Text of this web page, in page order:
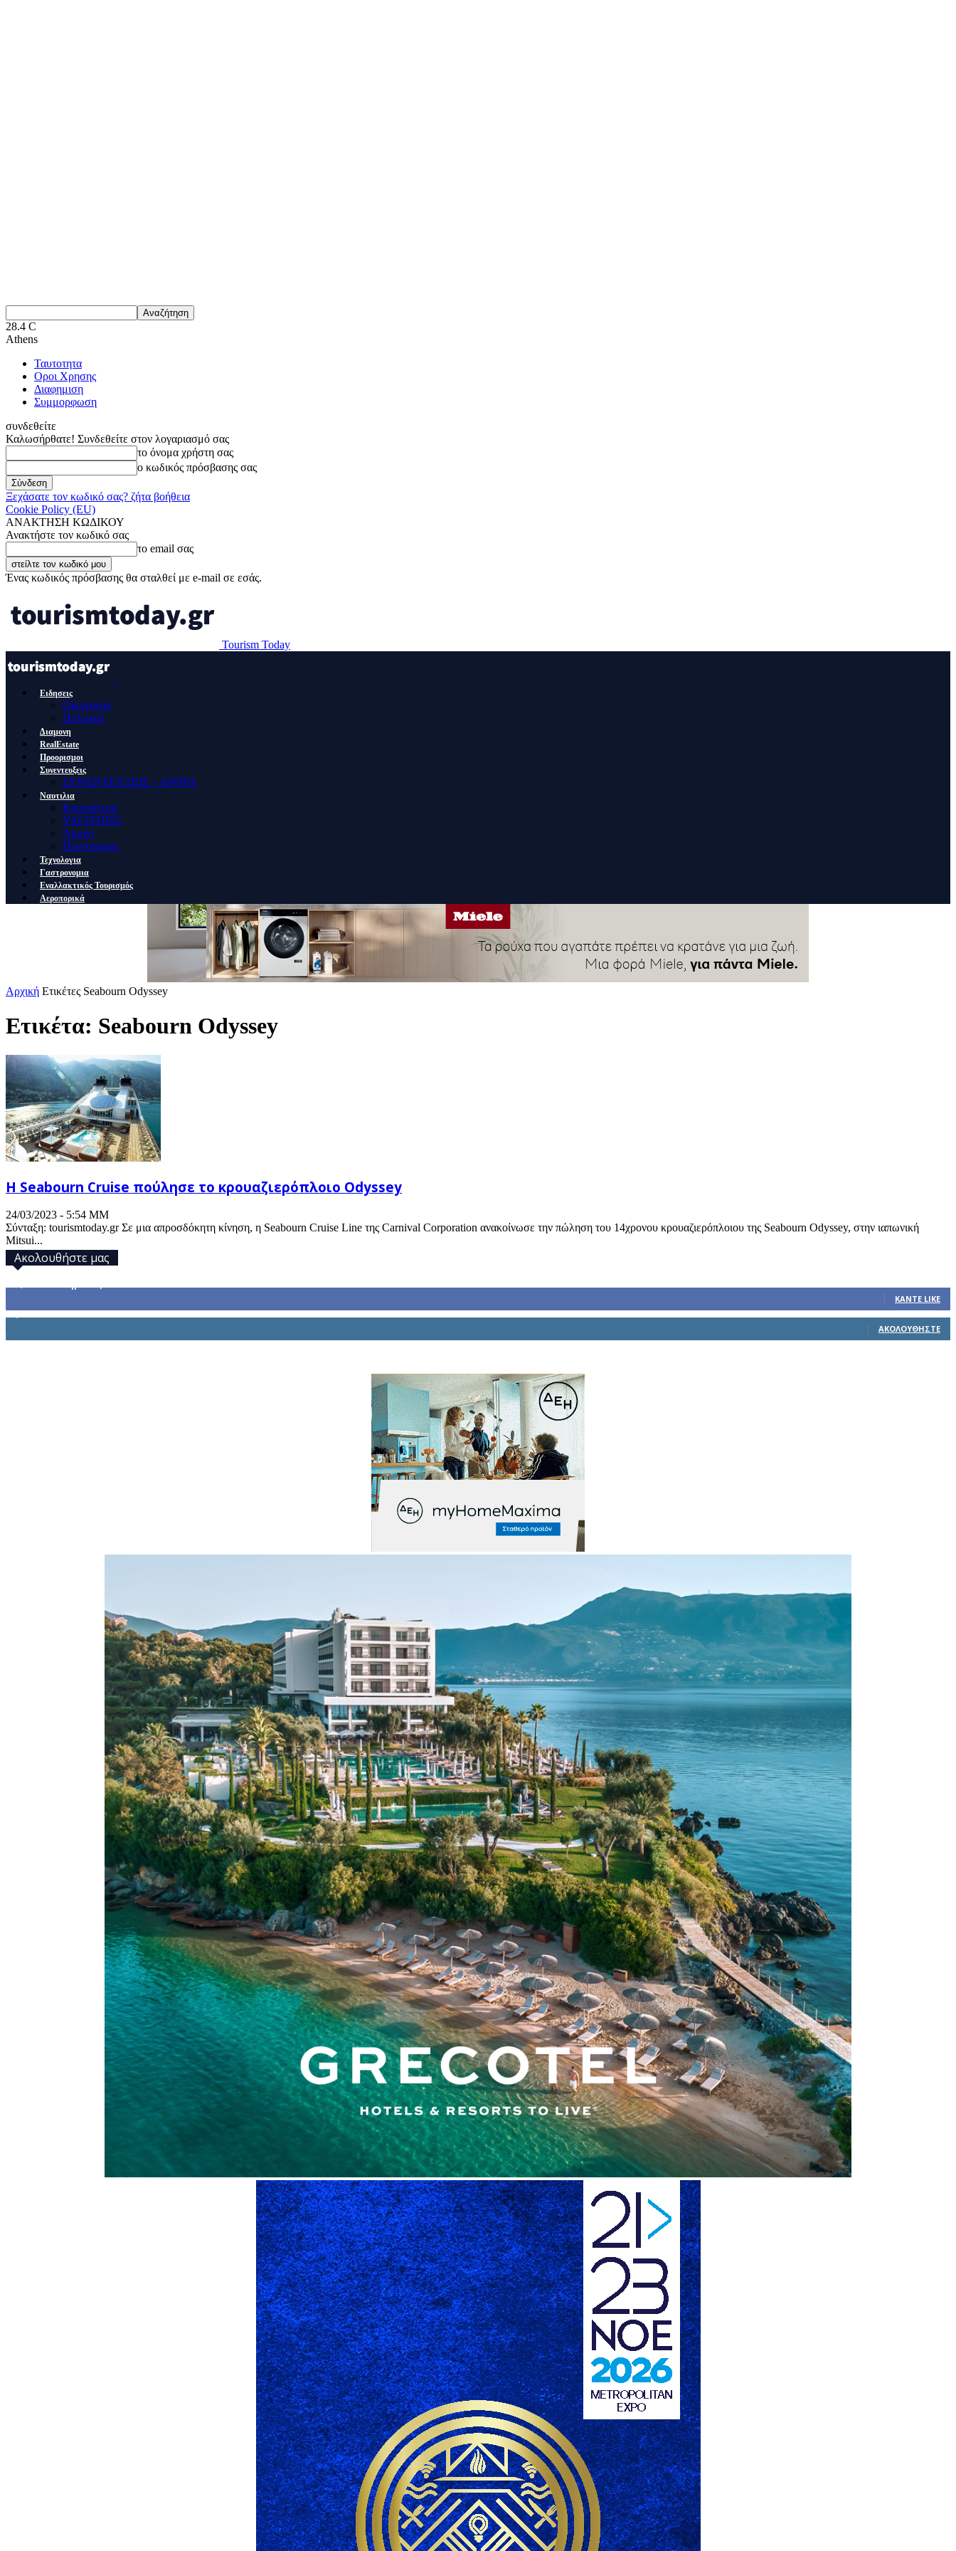
28.4 C
Athens
Ταυτοτητα
Οροι Χρησης
Διαφημιση
Συμμορφωση
συνδεθείτε
Καλωσήρθατε! Συνδεθείτε στον λογαριασμό σας
το όνομα χρήστη σας
ο κωδικός πρόσβασης σας
Ξεχάσατε τον κωδικό σας? ζήτα βοήθεια
Cookie Policy (EU)
ΑΝΑΚΤΗΣΗ ΚΩΔΙΚΟΥ
Ανακτήστε τον κωδικό σας
το email σας
Ένας κωδικός πρόσβασης θα σταλθεί με e-mail σε εσάς.
Tourism Today
Ειδησεις
Οικονομια
Πολιτικη
Διαμονη
RealEstate
Προορισμοι
Συνεντευξεις
ΣΥΝΕΝΤΕΥΞΕΙΣ – ΑΡΘΡΑ
Ναυτιλια
Κρουαζιερα
YACHTING
Λιμανι
Ποντοπορος
Τεχνολογια
Γαστρονομια
Εναλλακτικός Τουρισμός
Αεροπορικά
Αρχική Ετικέτες Seabourn Odyssey
Ετικέτα: Seabourn Odyssey
H Seabourn Cruise πούλησε το κρουαζιερόπλοιο Odyssey
24/03/2023 - 5:54 ΜΜ
Σύνταξη: tourismtoday.gr Σε μια απροσδόκητη κίνηση, η Seabourn Cruise Line της Carnival Corporation ανακοίνωσε την πώληση του 14χρονου κρουαζιερόπλοιου της Seabourn Odyssey, στην ιαπωνική
Mitsui...
Ακολουθήστε μας
ΚΆΝΤΕ LIKE
ΑΚΟΛΟΥΘΉΣΤΕ